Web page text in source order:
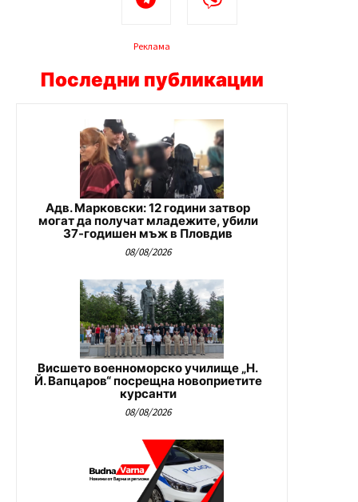
Реклама
Последни публикации
Адв. Марковски: 12 години затвор
могат да получат младежите, убили
37-годишен мъж в Пловдив
08/08/2026
Висшето военноморско училище „Н.
Й. Вапцаров“ посрещна новоприетите
курсанти
08/08/2026